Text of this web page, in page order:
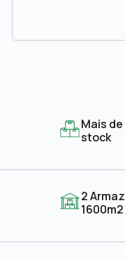
Mais
stock
2
1600m2